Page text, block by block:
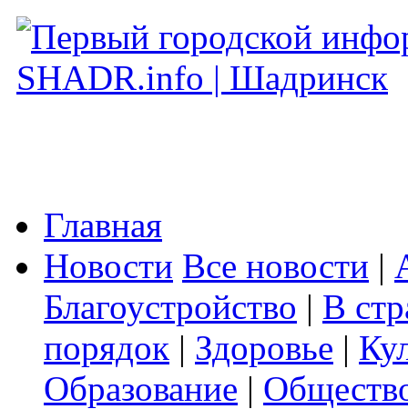
Главная
Новости Все новости |
Благоустройство | В
порядок | Здоровье |
Образование |